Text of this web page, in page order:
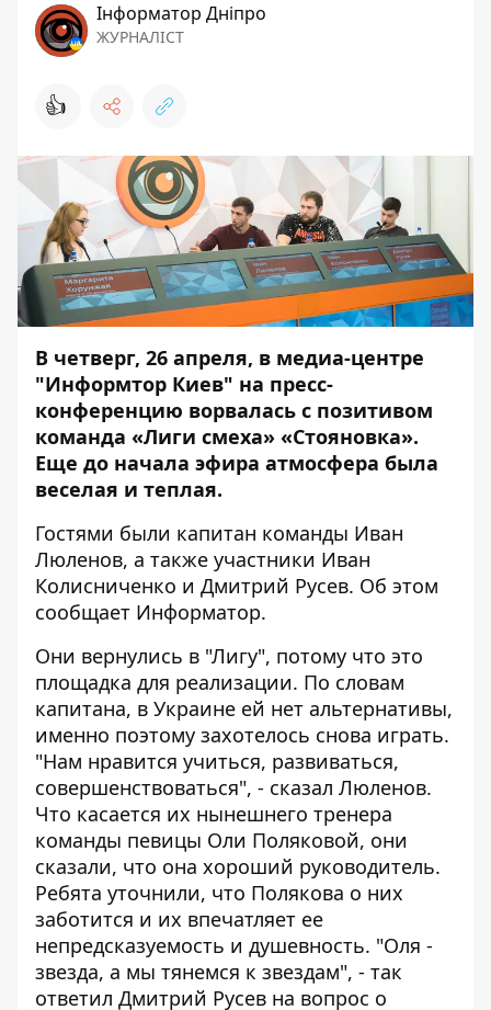
Інформатор Дніпро
ЖУРНАЛІСТ
👍
В четверг, 26 апреля, в медиа-центре
"Информтор Киев" на пресс-
конференцию ворвалась с позитивом
команда «Лиги смеха» «Стояновка».
Еще до начала эфира атмосфера была
веселая и теплая.
Гостями были капитан команды Иван
Люленов, а также участники Иван
Колисниченко и Дмитрий Русев. Об этом
сообщает Информатор.
Они вернулись в "Лигу", потому что это
площадка для реализации. По словам
капитана, в Украине ей нет альтернативы,
именно поэтому захотелось снова играть.
"Нам нравится учиться, развиваться,
совершенствоваться", - сказал Люленов.
Что касается их нынешнего тренера
команды певицы Оли Поляковой, они
сказали, что она хороший руководитель.
Ребята уточнили, что Полякова о них
заботится и их впечатляет ее
непредсказуемость и душевность. "Оля -
звезда, а мы тянемся к звездам", - так
ответил Дмитрий Русев на вопрос о